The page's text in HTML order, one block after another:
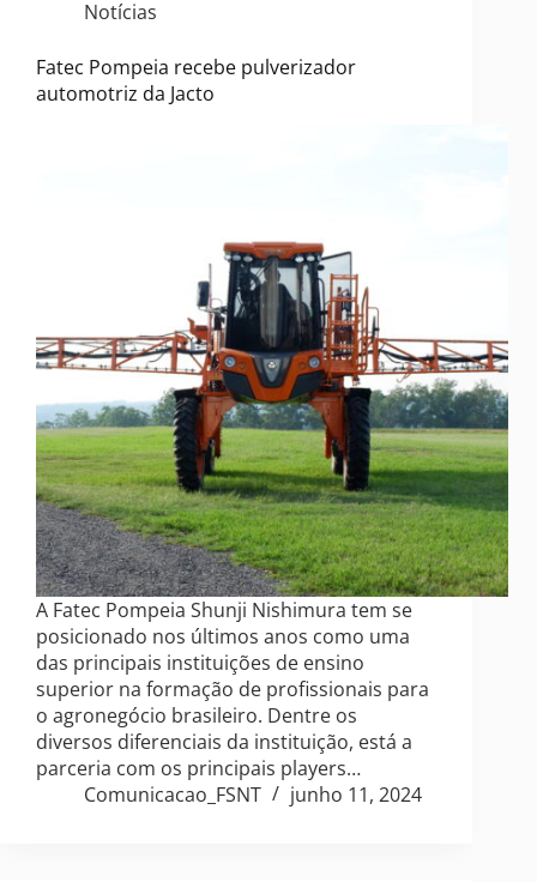
Notícias
Fatec Pompeia recebe pulverizador
automotriz da Jacto
A Fatec Pompeia Shunji Nishimura tem se
posicionado nos últimos anos como uma
das principais instituições de ensino
superior na formação de profissionais para
o agronegócio brasileiro. Dentre os
diversos diferenciais da instituição, está a
parceria com os principais players…
Comunicacao_FSNT
junho 11, 2024